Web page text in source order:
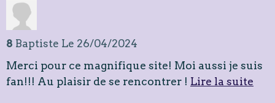
8 Baptiste Le 26/04/2024
Merci pour ce magnifique site! Moi aussi je suis
fan!!! Au plaisir de se rencontrer ! Lire la suite